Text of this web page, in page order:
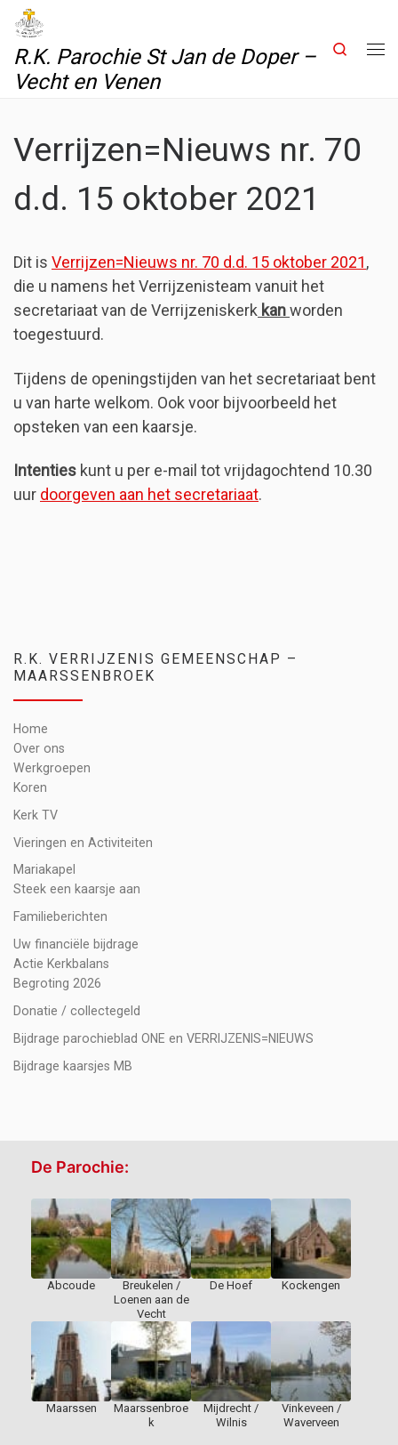
Skip to content
R.K. Parochie St Jan de Doper –
Vecht en Venen
Search
Verrijzen=Nieuws nr. 70
d.d. 15 oktober 2021
Dit is Verrijzen=Nieuws nr. 70 d.d. 15 oktober 2021,
die u namens het Verrijzenisteam vanuit het
secretariaat van de Verrijzeniskerk kanworden
toegestuurd.
Tijdens de openingstijden van het secretariaat bent
u van harte welkom. Ook voor bijvoorbeeld het
opsteken van een kaarsje.
Intenties kunt u per e-mail tot vrijdagochtend 10.30
uur doorgeven aan het secretariaat.
R.K. VERRIJZENIS GEMEENSCHAP –
MAARSSENBROEK
Home
Over ons
Werkgroepen
Koren
Kerk TV
Vieringen en Activiteiten
Mariakapel
Steek een kaarsje aan
Familieberichten
Uw financiële bijdrage
Actie Kerkbalans
Begroting 2026
Donatie / collectegeld
Bijdrage parochieblad ONE en VERRIJZENIS=NIEUWS
Bijdrage kaarsjes MB
De Parochie:
Abcoude
Breukelen /
Loenen aan de
Vecht
De Hoef Kockengen
Maarssen
Maarssenbroe
k
Mijdrecht /
Wilnis
Vinkeveen /
Waverveen